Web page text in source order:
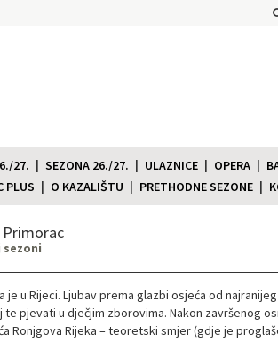
27. SEZONA 26./27. ULAZNICE OPERA
PLUS O KAZALIŠTU PRETHODNE SEZONE
sezoni
je u Rijeci. Ljubav prema glazbi osjeća od
te pjevati u dječjim zborovima. Nakon završenog
Ronjgova Rijeka – teoretski smjer (gdje je